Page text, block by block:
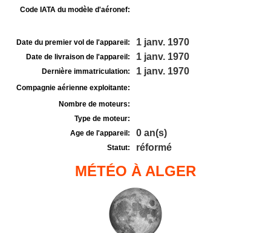
Code IATA du modèle d'aéronef:
Date du premier vol de l'appareil: 1 janv. 1970
Date de livraison de l'appareil: 1 janv. 1970
Dernière immatriculation: 1 janv. 1970
Compagnie aérienne exploitante:
Nombre de moteurs:
Type de moteur:
Age de l'appareil:
0 an(s)
Statut: réformé
MÉTÉO À ALGER